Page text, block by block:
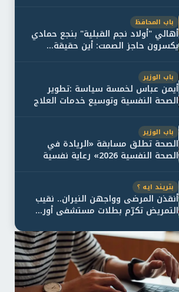
باب المحافظ
أهالي "أولاد نجم القبلية" بنجع حمادي
يكسرون حاجز الصمت: أين حقيقة...
باب الوزير
أيمن عباس لخمسة سياسة :تطوير
الصحة النفسية وتوسيع خدمات العلاج
باب الوزير
الصحة تطلق مسابقة «الريادة في
الصحة النفسية 2026» رعاية نفسية
بتريند ايه ؟
أنقذن المرضى وواجهن النيران.. نقيب
التمريض تكرّم بطلات مستشفى أور...